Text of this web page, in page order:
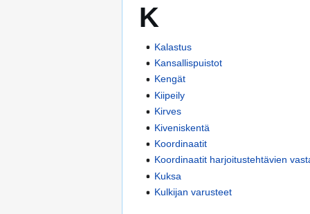
K
Kalastus
Kansallispuistot
Kengät
Kiipeily
Kirves
Kiveniskentä
Koordinaatit
Koordinaatit harjoitustehtävien
Kuksa
Kulkijan varusteet